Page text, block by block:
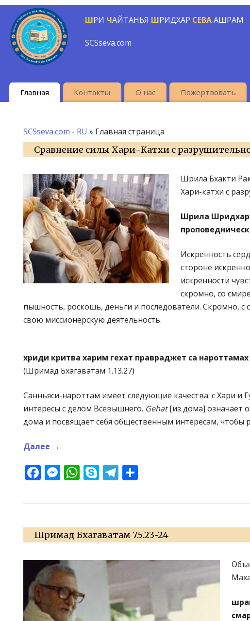
ШРИ ЧАЙТАНЬЯ ШРИДХАР СЕВААШРАМ
SCSseva.com
Главная Контакты О нас Пожертвовать
SCSseva.com - RU » Главная страница
Сравнение силы Хари-Катхи с
Шрила Бхакти
Хари-катхи с
Шрила Шридхар
Искренность
стороне
искренности
скромно, со
пышность, роскошь, деньги и последователи. Скромно,
свою миссионерскую деятельность.
хриди критва харим гехат правраджет са нароттамах
(Шримад Бхагаватам 1.13.27)
Санньяси-нароттам имеет следующие качества: с Хари и
интересы с делом Всевышнего. Gehat[из дома] означает
дома и посвящает себя общественным интересам, чтобы
Далее →
Facebook
Messenger
WhatsApp
SkypeTelegram
Шримад Бхагаватам 7.5.23-24